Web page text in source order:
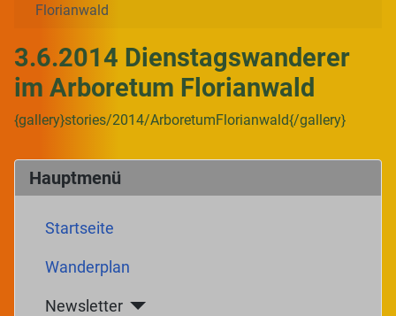
Hauptmenü
Startseite
Wanderplan
Newsletter
Florianwald
3.6.2014 Dienstagswanderer
im Arboretum Florianwald
{gallery}stories/2014/ArboretumFlorianwald{/gallery}